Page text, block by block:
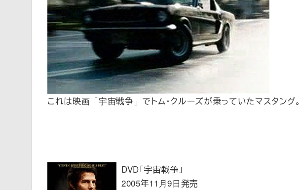
これは映画「宇宙戦争」でトム・クルーズが乗っていたマスタング。
DVD「宇宙戦争」
2005年11月9日発売